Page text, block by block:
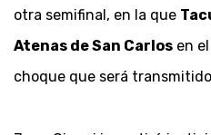
otra semifinal, en la que
Atenas de San Carlos en
choque que será